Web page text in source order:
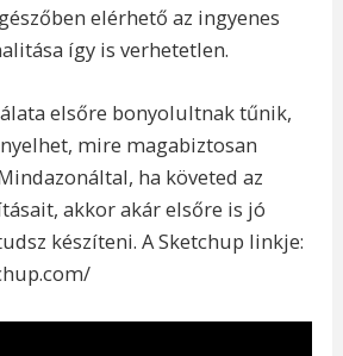
elérhető az ingyenes
így is verhetetlen.
elsőre bonyolultnak tűnik,
mire magabiztosan
ha követed az
akkor akár elsőre is jó
készíteni. A Sketchup linkje: